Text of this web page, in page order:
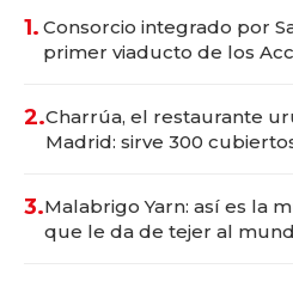
1. Consorcio integrado por
primer viaducto de los
2.Charrúa, el restaurante
Madrid: sirve 300
3.Malabrigo Yarn: así es la
que le da de tejer al